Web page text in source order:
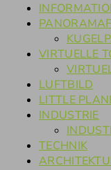
VIRTUELLE
LUFTBILD
LITTLE
INDUSTRIE
TECHNIK